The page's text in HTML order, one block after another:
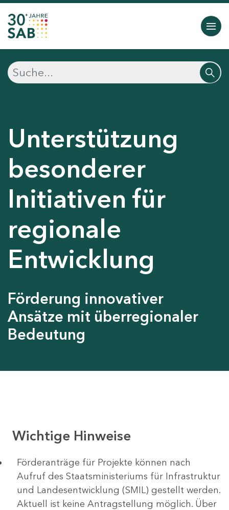
Unterstützung
besonderer
Initiativen für
regionale
Entwicklung
Förderung innovativer
Ansätze mit überregionaler
Bedeutung
Wichtige Hinweise
Förderanträge für Projekte können nach
Aufruf des Staatsministeriums für Infrastruktur
und Landesentwicklung (SMIL) gestellt werden.
Aktuell ist keine Antragstellung möglich. Über